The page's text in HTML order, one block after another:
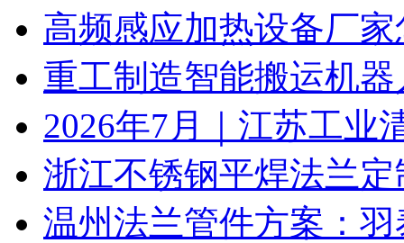
高频感应加热设备厂
重工制造智能搬运机
2026年7月｜江苏工业
浙江不锈钢平焊法兰
温州法兰管件方案：